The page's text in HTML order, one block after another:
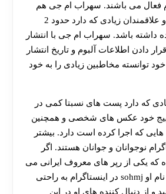
فعال می باشند. سهراب ام جی هم
توانسته با طرفداران و علاقمندان زیادی که دارد حدود 2
داشته باشد. سهراب ام جی با انتشار
دادن اطلاعات آلبوم و تاریخ انتشار
توانسته مخاطبین زیادی را به خود
که دارد پست های نسبتا کمی در
پیج خود عکس های شخصی و همچنین
که اجرا کرده است دارد. بیشتر
نوجوانان و جوانان هستند. اگر
که یکی از رپر های معروف ایرانی می
باشد هستید، با سرچ نام او sohmj در اینستاگرام به راحتی
و از دنبال کننده های او در این